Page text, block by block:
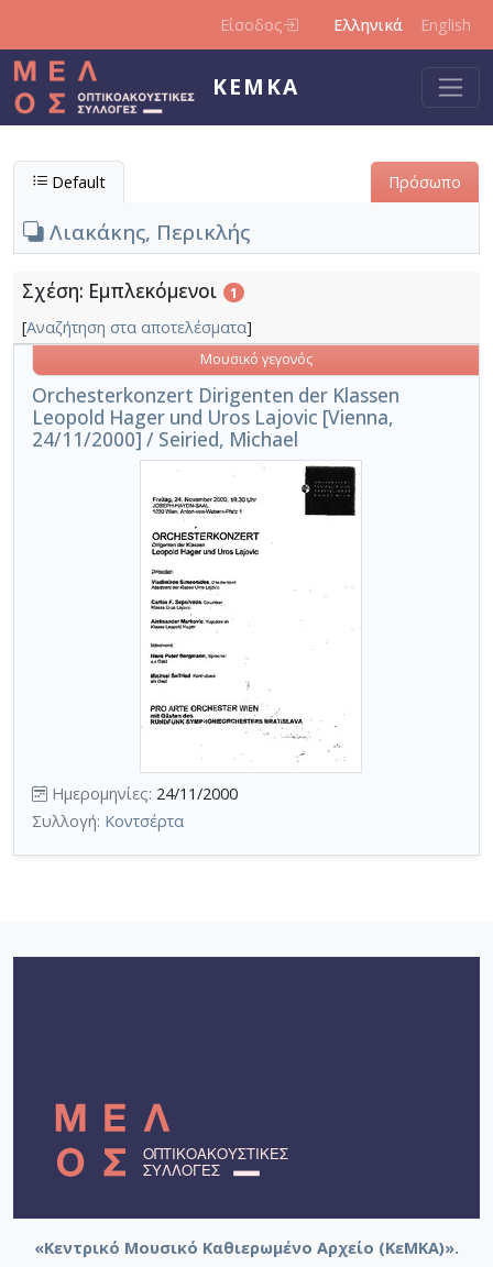
Είσοδος Ελληνικά English
ΚΕΜΚΑ
Default Πρόσωπο
Λιακάκης, Περικλής
Σχέση: Εμπλεκόμενοι 1
[Αναζήτηση στα αποτελέσματα]
Orchesterkonzert Dirigenten der Klassen
Leopold Hager und Uros Lajovic [Vienna,
24/11/2000] / Seiried, Michael
Μουσικό γεγονός
Ημερομηνίες: 24/11/2000
Συλλογή: Κοντσέρτα
«Κεντρικό Μουσικό Καθιερωμένο Αρχείο (ΚεΜΚΑ)».